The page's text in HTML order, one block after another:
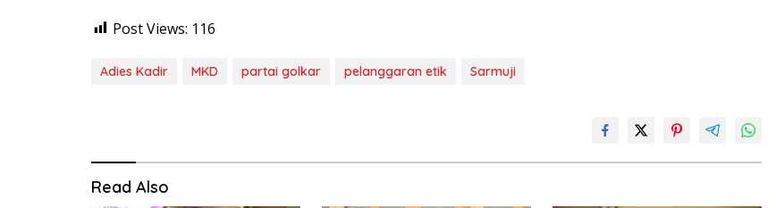
Post Views: 116
Adies Kadir MKD partai golkar pelanggaran etik Sarmuji
Read Also